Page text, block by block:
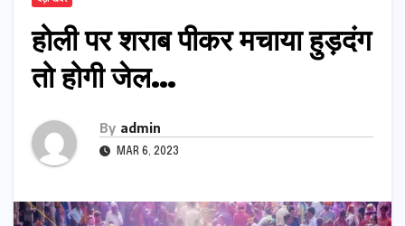
होली पर शराब पीकर मचाया हुड़दंग
तो होगी जेल…
By admin
MAR 6, 2023